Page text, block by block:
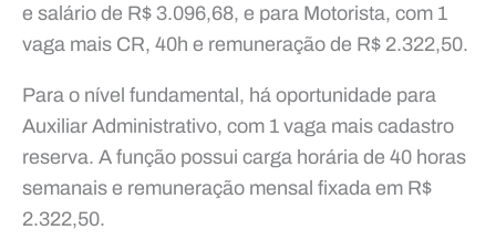
e salário de R$ 3.096,68, e para Motorista, com 1
vaga mais CR, 40h e remuneração de R$ 2.322,50.
Para o nível fundamental, há oportunidade para
Auxiliar Administrativo, com 1 vaga mais cadastro
reserva. A função possui carga horária de 40 horas
semanais e remuneração mensal fixada em R$
2.322,50.